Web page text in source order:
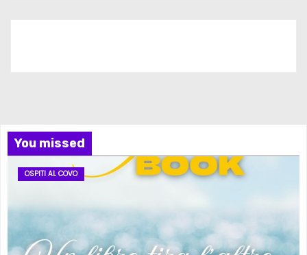
You missed
OSPITI AL COVO